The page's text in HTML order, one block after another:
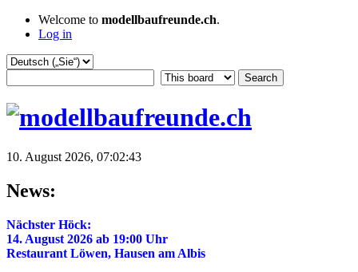
Welcome to modellbaufreunde.ch.
Log in
10. August 2026, 07:02:43
News:
Nächster Höck:
14. August 2026 ab 19:00 Uhr
Restaurant Löwen, Hausen am Albis